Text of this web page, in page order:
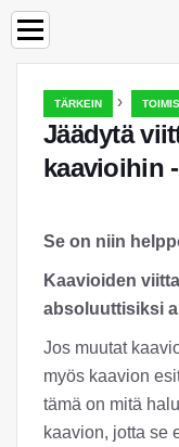
TÄRKEIN ›
Jäädytä
kaavioihin
Se on niin
Kaavioiden
absoluuttisiksi
Jos muutat
myös kaavion
tämä on mitä
kaavion, jotta se